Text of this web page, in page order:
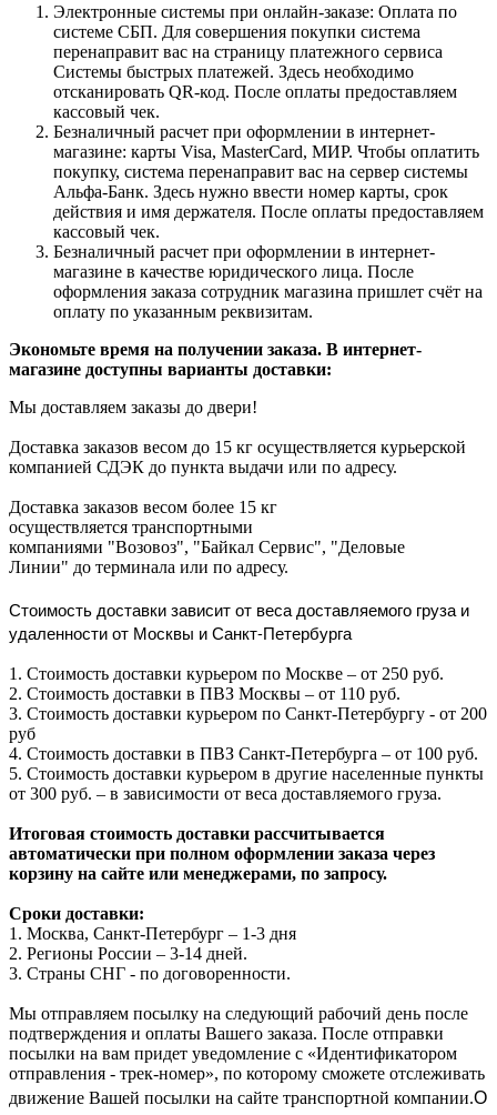
Электронные системы при онлайн-заказе: Оплата по
системе СБП. Для совершения покупки система
перенаправит вас на страницу платежного сервиса
Системы быстрых платежей. Здесь необходимо
отсканировать QR-код. После оплаты предоставляем
кассовый чек.
Безналичный расчет при оформлении в интернет-
магазине: карты Visa, MasterCard, МИР. Чтобы оплатить
покупку, система перенаправит вас на сервер системы
Альфа-Банк. Здесь нужно ввести номер карты, срок
действия и имя держателя. После оплаты предоставляем
кассовый чек.
Безналичный расчет при оформлении в интернет-
магазине в качестве юридического лица. После
оформления заказа сотрудник магазина пришлет счёт на
оплату по указанным реквизитам.
Экономьте время на получении заказа. В интернет-
магазине доступны варианты доставки:
Мы доставляем заказы до двери!
Доставка заказов весом до 15 кг осуществляется курьерской
компанией СДЭК до пункта выдачи или по адресу.
Доставка заказов весом более 15 кг
осуществляется транспортными
компаниями "Возовоз", "Байкал Сервис", "Деловые
Линии" до терминала или по адресу.
Стоимость доставки зависит от веса доставляемого груза и
удаленности от Москвы и Санкт-Петербурга
1. Стоимость доставки курьером по Москве – от 250 руб.
2. Стоимость доставки в ПВЗ Москвы – от 110 руб.
3. Стоимость доставки курьером по Санкт-Петербургу - от 200
руб
4. Стоимость доставки в ПВЗ Санкт-Петербурга – от 100 руб.
5. Стоимость доставки курьером в другие населенные пункты
от 300 руб. – в зависимости от веса доставляемого груза.
Итоговая стоимость доставки рассчитывается
автоматически при полном оформлении заказа через
корзину на сайте или менеджерами, по запросу.
Сроки доставки:
1. Москва, Санкт-Петербург – 1-3 дня
2. Регионы России – 3-14 дней.​
3. Страны СНГ - по договоренности.
Мы отправляем посылку на следующий рабочий день после
подтверждения и оплаты Вашего заказа. После отправки
посылки на вам придет уведомление с «Идентификатором
отправления - трек-номер», по которому сможете отслеживать
движение Вашей посылки на сайте транспортной компании.О